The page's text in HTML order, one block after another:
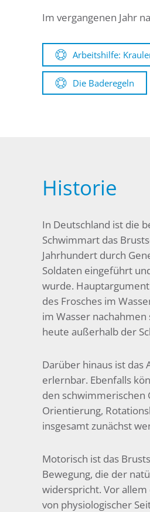
Im vergangenen Jahr
Arbeitshilfe:
Die Baderegeln
Historie
In Deutschland ist die
Schwimmart das
Jahrhundert durch
Soldaten eingeführt
wurde.
des Frosches im
im Wasser
heute außerhalb der
Darüber hinaus ist
erlernbar. Ebenfalls
den schwimmerischen
Orientierung,
insgesamt zunächst
Motorisch ist das
Bewegung, die der
widerspricht. Vor allem
von physiologischer